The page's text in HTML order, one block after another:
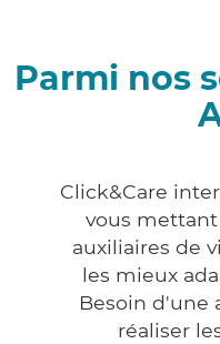
Parmi nos
Click&Care
vous
auxiliaires de
les mieux
Besoin d'une
réaliser